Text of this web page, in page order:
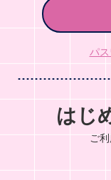
パ
はじ
ご